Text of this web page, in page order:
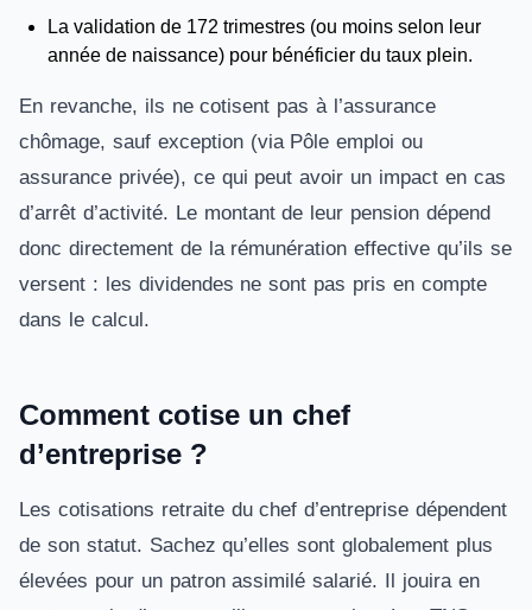
La validation de 172 trimestres (ou moins selon leur
année de naissance) pour bénéficier du taux plein.
En revanche, ils ne cotisent pas à l’assurance
chômage, sauf exception (via Pôle emploi ou
assurance privée), ce qui peut avoir un impact en cas
d’arrêt d’activité. Le montant de leur pension dépend
donc directement de la rémunération effective qu’ils se
versent : les dividendes ne sont pas pris en compte
dans le calcul.
Comment cotise un chef
d’entreprise ?
Les cotisations retraite du chef d’entreprise dépendent
de son statut. Sachez qu’elles sont globalement plus
élevées pour un patron assimilé salarié. Il jouira en